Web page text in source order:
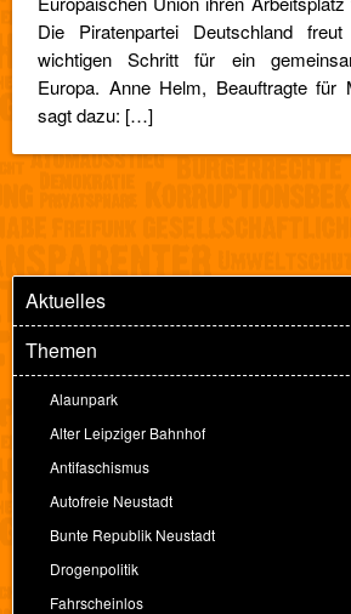
Die Piratenpartei Deutschland
wichtigen Schritt für ein
Europa. Anne Helm, Beauftragte für
sagt dazu: […]
Aktuelles
Themen
Alaunpark
Alter Leipziger Bahnhof
Antifaschismus
Autofreie Neustadt
Bunte Republik Neustadt
Drogenpolitik
Fahrscheinlos